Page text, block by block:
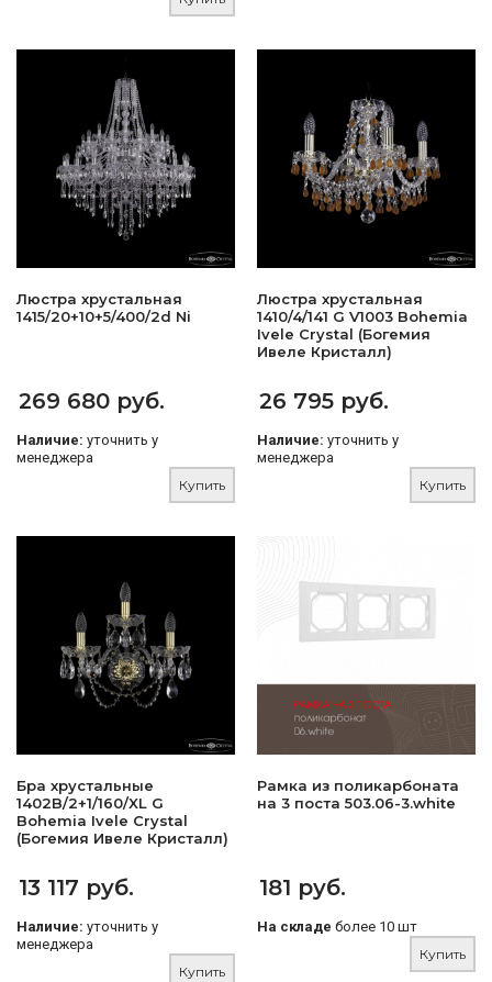
Люстра хрустальная
1415/20+10+5/400/2d Ni
269 680 руб.
Наличие: уточнить у
менеджера
Купить
Люстра хрустальная
1410/4/141 G V1003 Bohemia
Ivele Crystal (Богемия
Ивеле Кристалл)
26 795 руб.
Наличие: уточнить у
менеджера
Купить
Бра хрустальные
1402B/2+1/160/XL G
Bohemia Ivele Crystal
(Богемия Ивеле Кристалл)
13 117 руб.
Наличие: уточнить у
менеджера
Купить
Рамка из поликарбоната
на 3 поста 503.06-3.white
181 руб.
На складе более 10 шт
Купить